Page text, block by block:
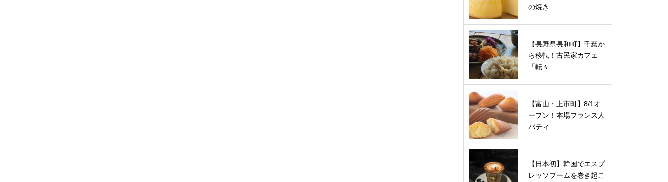
の焼き…
【長野県長和町】千葉か
ら移転！古民家カフェ
「転々…
【富山・上市町】8/1オ
ープン！本場フランス人
パティ…
【日本初】韓国でエスプ
レッソブームを巻き起こ